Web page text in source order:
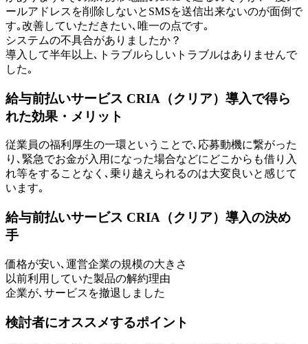
ールアドレスを削除しないとSMSを送信出来ないのが面倒で
す｡改善していただきたい､唯一の点です｡
システムの不具合がありましたか？
導入して半年以上､トラブルらしいトラブルはありませんで
した｡
給与前払いサービス CRIA（クリア）導入で得ら
れた効果・メリット
従業員の福利厚生の一環ということで､応募動機に繋がった
り､緊急でお金が入用になった場合などにどこからも借り入
れ等をすることなく､乗り越えられるのは大変良いと感じて
います｡
給与前払いサービス CRIA（クリア）導入の決め
手
価格が安い､運営企業の規模の大きさ
以前利用していた製品の解約理由
企業が､サービスを撤退しました
検討者にオススメするポイント